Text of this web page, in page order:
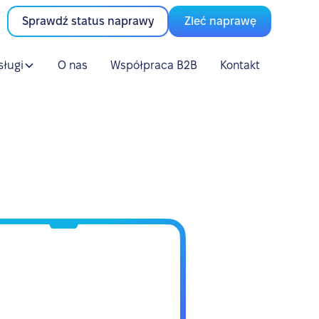
Sprawdź status naprawy Zleć naprawę
O nas Współpraca B2B Kontakt